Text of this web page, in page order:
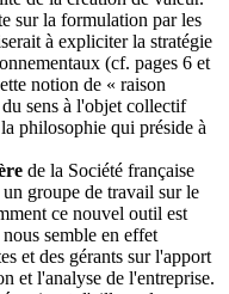
sur la formulation par les
à expliciter la stratégie
(cf. pages 6 et
notion de « raison
sens à l'objet collectif
philosophie qui préside à
de la Société française
groupe de travail sur le
ce nouvel outil est
semble en effet
et des gérants sur l'apport
et l'analyse de l'entreprise.